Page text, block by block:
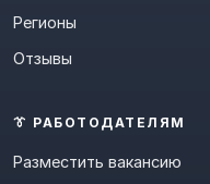
Регионы
Отзывы
👔 РАБОТОДАТЕЛЯМ
Разместить вакансию